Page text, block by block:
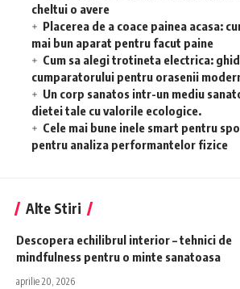
cheltui o avere
Placerea de a coace painea acasa:
mai bun aparat pentru facut paine
Cum sa alegi trotineta electrica:
cumparatorului pentru orasenii
Un corp sanatos intr-un mediu
dietei tale cu valorile ecologice.
Cele mai bune inele smart pentru
pentru analiza performantelor fizice
Alte Stiri
Descopera echilibrul interior – tehnici de
mindfulness pentru o minte sanatoasa
aprilie 20, 2026